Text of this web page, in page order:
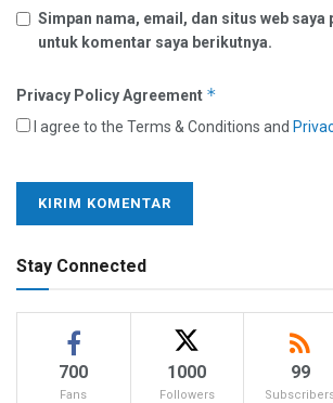
Simpan nama, email, dan situs web saya
untuk komentar saya berikutnya.
Privacy Policy Agreement *
I agree to the Terms & Conditions and
Stay Connected
700
Fans
1000
Followers
99